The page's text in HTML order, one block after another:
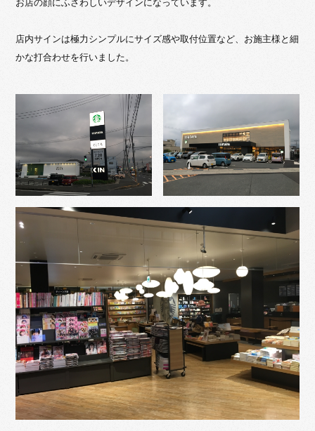
お店の顔にふさわしいデザインになっています。
店内サインは極力シンプルにサイズ感や取付位置など、お施主様と細
かな打合わせを行いました。